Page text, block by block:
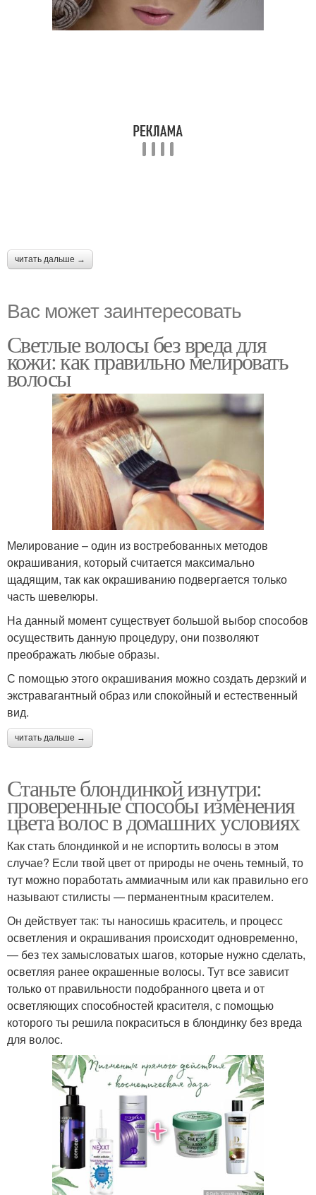
читать дальше →
Вас может заинтересовать
Светлые волосы без вреда для
кожи: как правильно мелировать
волосы
Мелирование – один из востребованных методов
окрашивания, который считается максимально
щадящим, так как окрашиванию подвергается только
часть шевелюры.
На данный момент существует большой выбор способов
осуществить данную процедуру, они позволяют
преображать любые образы.
С помощью этого окрашивания можно создать дерзкий и
экстравагантный образ или спокойный и естественный
вид.
читать дальше →
Станьте блондинкой изнутри:
проверенные способы изменения
цвета волос в домашних условиях
Как стать блондинкой и не испортить волосы в этом
случае? Если твой цвет от природы не очень темный, то
тут можно поработать аммиачным или как правильно его
называют стилисты — перманентным красителем.
Он действует так: ты наносишь краситель, и процесс
осветления и окрашивания происходит одновременно,
— без тех замысловатых шагов, которые нужно сделать,
осветляя ранее окрашенные волосы. Тут все зависит
только от правильности подобранного цвета и от
осветляющих способностей красителя, с помощью
которого ты решила покраситься в блондинку без вреда
для волос.